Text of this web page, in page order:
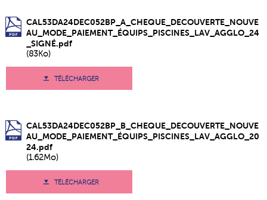
CAL53DA24DEC052BP_A_CHEQUE_DECOUVERTE_NOUVE
AU_MODE_PAIEMENT_ÉQUIPS_PISCINES_LAV_AGGLO_24
_SIGNÉ.pdf
(83Ko)
TÉLÉCHARGER
CAL53DA24DEC052BP_B_CHEQUE_DECOUVERTE_NOUVE
AU_MODE_PAIEMENT_ÉQUIPS_PISCINES_LAV_AGGLO_20
24.pdf
(1.62Mo)
TÉLÉCHARGER